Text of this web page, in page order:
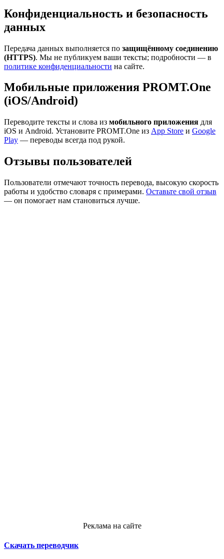
Конфиденциальность и безопасность
данных
Передача данных выполняется по защищённому соединению
(HTTPS). Мы не публикуем ваши тексты; подробности — в
политике конфиденциальности на сайте.
Мобильные приложения PROMT.One
(iOS/Android)
Переводите тексты и слова из мобильного приложения для
iOS и Android. Установите PROMT.One из App Store и Google
Play — переводы всегда под рукой.
Отзывы пользователей
Пользователи отмечают точность перевода, высокую скорость
работы и удобство словаря с примерами. Оставьте свой отзыв
— он помогает нам становиться лучше.
Реклама на сайте
Скачать переводчик